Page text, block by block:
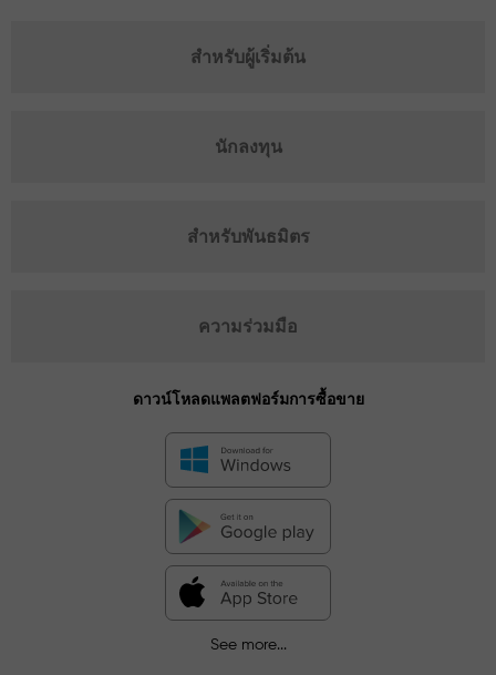
สำหรับผู้เริ่มต้น
นักลงทุน
สำหรับพันธมิตร
ความร่วมมือ
ดาวน์โหลดแพลตฟอร์มการซื้อขาย
See more...